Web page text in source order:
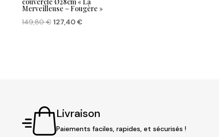
Merveilleuse – Fougère »
149,80€ Le
127,40 €Le
Livraison
Paiements faciles, rapides, et sécurisés !